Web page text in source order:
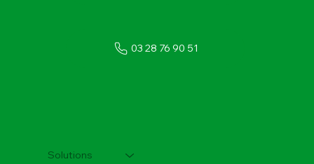
Investir dans le photovoltaïque - Tout
03 28 76 90 51
Solutions